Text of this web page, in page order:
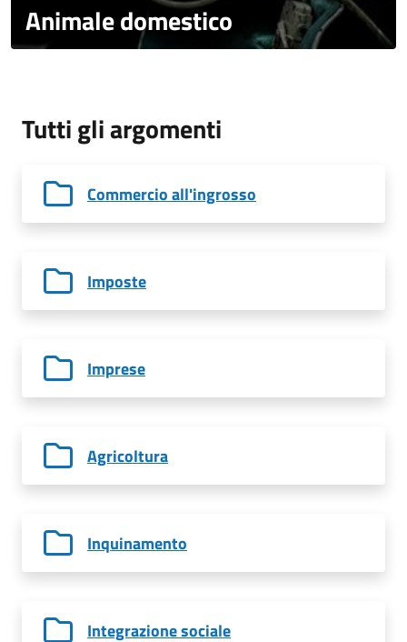
Animale domestico
Tutti gli argomenti
Commercio all'ingrosso
Imposte
Imprese
Agricoltura
Inquinamento
Integrazione sociale